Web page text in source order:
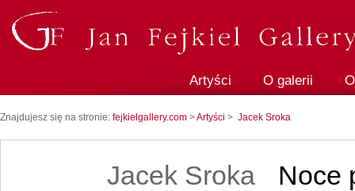
Artyści O galerii
Znajdujesz się na stronie: fejkielgallery.com >Artyści > Jacek Sroka
Jacek Sroka Noce